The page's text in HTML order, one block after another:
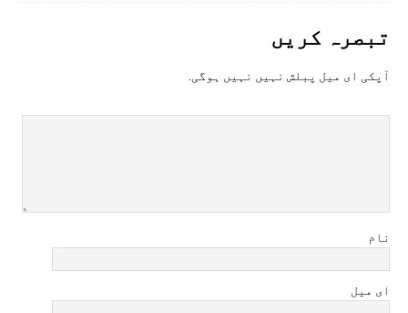
تبصرہ کريں
آپکی ای ميل پبلش نہيں نہيں ہوگی.
نام
ای میل